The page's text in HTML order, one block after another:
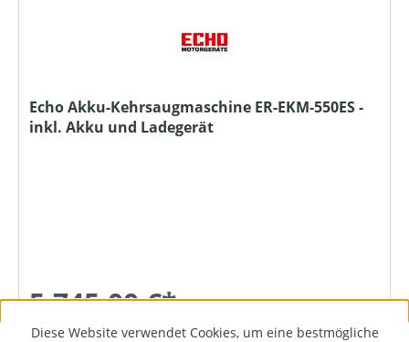
Echo Akku-Kehrsaugmaschine ER-EKM-550ES -
inkl. Akku und Ladegerät
5.745,00 €*
Diese Website verwendet Cookies, um eine bestmögliche